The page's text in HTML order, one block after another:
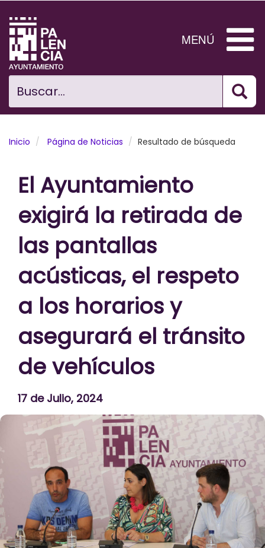
contenido
principal
Buscar...
MENÚ
Ciudad
El Ayuntamiento
Noticias
Areas municipales
Tramita
Inicio Página de Noticias Resultado de búsqueda
El Ayuntamiento
exigirá la retirada de
las pantallas
acústicas, el respeto
a los horarios y
asegurará el tránsito
de vehículos
17 de Julio, 2024